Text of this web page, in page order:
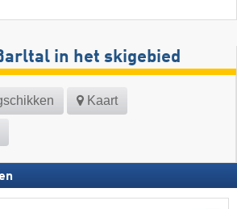
in het skigebied
Kaart